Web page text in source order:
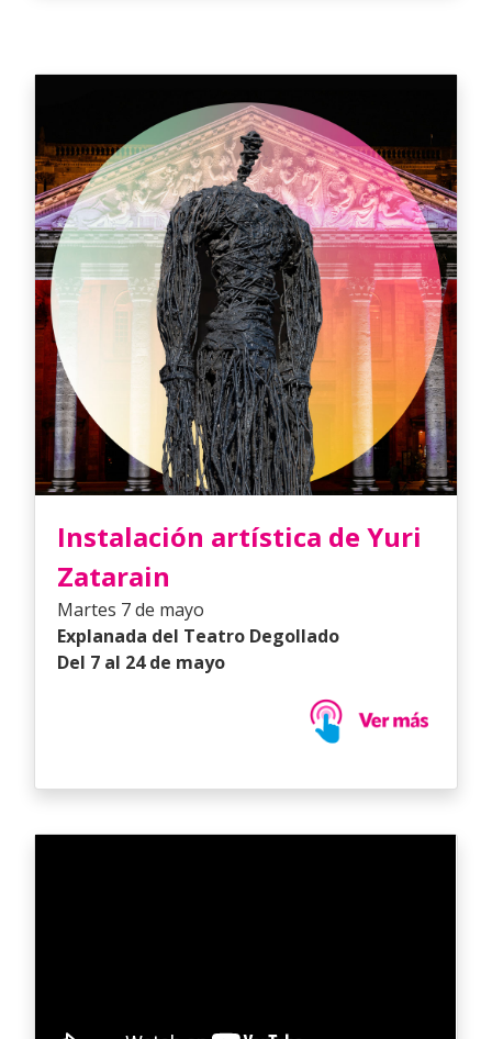
Instalación artística de Yuri
Zatarain
Martes 7 de mayo
Explanada del Teatro Degollado
Del 7 al 24 de mayo